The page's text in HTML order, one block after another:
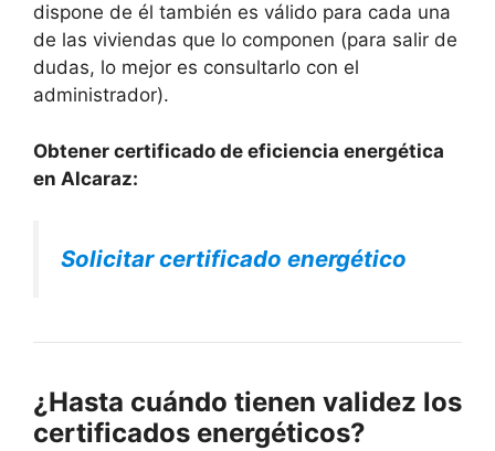
dispone de él también es válido para cada una
de las viviendas que lo componen (para salir de
dudas, lo mejor es consultarlo con el
administrador).
Obtener certificado de eficiencia energética
en Alcaraz:
Solicitar certificado energético
¿Hasta cuándo tienen validez los
certificados energéticos?